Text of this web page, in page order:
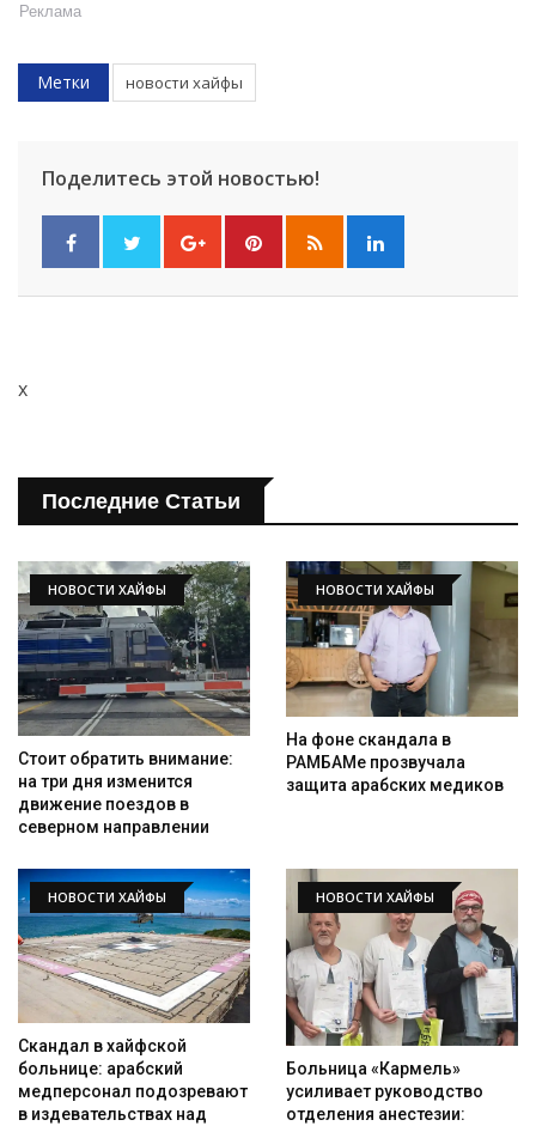
Реклама
Метки новости хайфы
Поделитесь этой новостью!
x
Последние Статьи
НОВОСТИ ХАЙФЫ
Стоит обратить внимание:
на три дня изменится
движение поездов в
северном направлении
НОВОСТИ ХАЙФЫ
На фоне скандала в
РАМБАМе прозвучала
защита арабских медиков
НОВОСТИ ХАЙФЫ
Скандал в хайфской
больнице: арабский
медперсонал подозревают
в издевательствах над
НОВОСТИ ХАЙФЫ
Больница «Кармель»
усиливает руководство
отделения анестезии: